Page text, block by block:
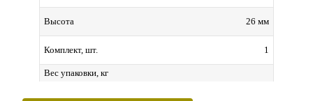
Высота 26 мм
Комплект, шт. 1
Вес упаковки, кг